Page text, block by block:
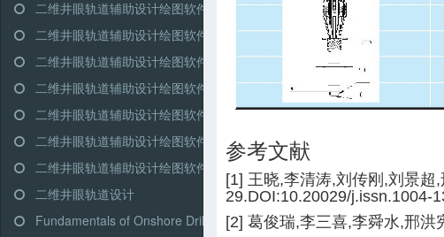
二维井眼轨道辅助设计绘图软件-高级模式-多靶三段式
二维井眼轨道辅助设计绘图软件-高级模式-五段式
二维井眼轨道辅助设计绘图软件-高级模式-双增式
二维井眼轨道辅助设计绘图软件-简单模式-三段式
二维井眼轨道辅助设计绘图软件-简单模式-多靶三段式
二维井眼轨道辅助设计绘图软件-简单模式-五段式
二维井眼轨道辅助设计绘图软件-简单模式-双增式
二维井眼轨道设计
Fundamentals of Onshore Driling (Martin Klempa)
参考文献
[1] 王晓,李清涛,刘传刚,刘景
29.DOI:10.20029/j.issn.1004-
[2] 葛俊瑞,李三喜,李舜水,邢